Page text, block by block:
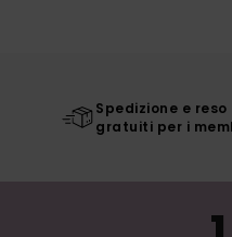
Spedizione e reso
gratuiti per i